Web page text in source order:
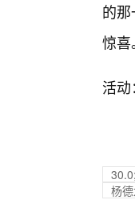
的
惊喜
活
杨